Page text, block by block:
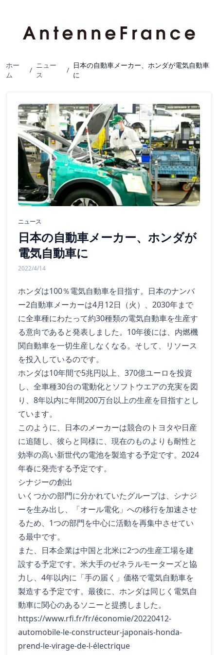
ホー
ム
/
ニュー
ス
/
日本の自動車メーカー、ホンダが電気自動車
に
ニュース
日本の自動車メーカー、ホンダが
電気自動車に
2022/4/14
ホンダは100％電気自動車を目指す。日本のナンバ
ー2自動車メーカーは4月12日（火）、2030年まで
に全車種にわたって約30種類の電気自動車を生産す
る意向であると発表しました。10年後には、内燃機
関自動車を一切生産しなくなる。そして、リソース
を投入しているのです。
ホンダは10年間で5兆円以上、370億ユーロを投資
し、全車種30台の電動化とソフトウエアの充実を図
り、8年以内に年間200万台以上の生産を目指すとし
ています。
このように、日本のメーカーは競合のトヨタや日産
に追随し、彼らと同様に、現在のものよりも耐性と
効率の高い新世代の電池を製造する予定です。2024
年春に発売する予定です。
シナジーの創出
いくつかの部門に分かれていたグループは、シナジ
ーを生み出し、「オール電化」への移行を加速させ
るため、1つの部門を中心に活動を再集中させてい
る最中です。
また、日本企業は中国と北米に2つの生産工場を建
設する予定です。米大手のゼネラルモーターズと協
力し、4年以内に「手の届く」価格で電気自動車を
製造する予定です。最後に、ホンダは同じく電気自
動車に関心のあるソニーと提携しました。
https://www.rfi.fr/fr/économie/20220412-
automobile-le-constructeur-japonais-honda-
prend-le-virage-de-l-électrique